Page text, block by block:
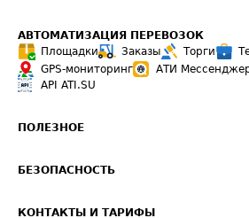
АВТОМАТИЗАЦИЯ ПЕРЕВОЗОК
Площадки
Заказы Торги
GPS-мониторинг
АТИ
API ATI.SU
ПОЛЕЗНОЕ
Звезды ATI.SU на вашем сайте
БЕЗОПАСНОСТЬ
КОНТАКТЫ И ТАРИФЫ